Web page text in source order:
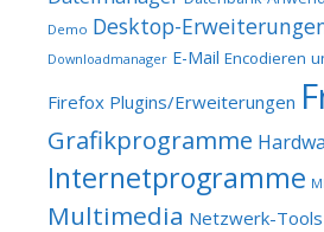
Demo Desktop-
Downloadmanager E-Mail Encodieren
Firefox Plugins/Erweiterungen
Grafikprogramme
Internetprogramme
Multimedia Netzwerk-Tools